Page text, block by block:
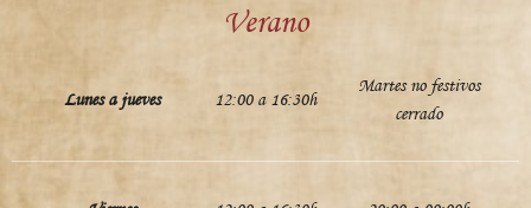
Verano
Lunes a jueves 12:00 a 16:30h
Martes no festivos
cerrado